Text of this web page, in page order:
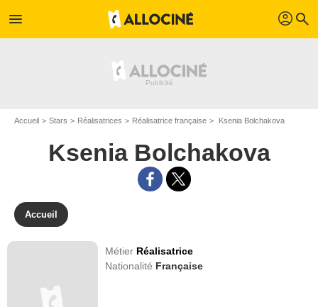
menu profil search
Accueil Stars Réalisatrices Réalisatrice française Ksenia Bolchakova
Ksenia Bolchakova
Accueil
Métier Réalisatrice
Nationalité Française